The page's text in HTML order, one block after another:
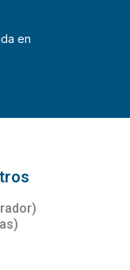
en